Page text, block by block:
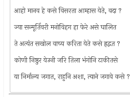
आहो मानव हे कसे विसरता आम्हास येते, वदा ?
ज्या सन्मूर्तिवरी मनोविहग हा फेरे असे घालित
ते अत्यंत सखोल वाच्य करिता येते कसे ह्रद्गत ?
कोणी निष्ठुर येउनी जरि तिला भंगोनि टाकीतसे
या निर्माल्य जगात, राहुनि अशा, त्याने जगावे कसे ?